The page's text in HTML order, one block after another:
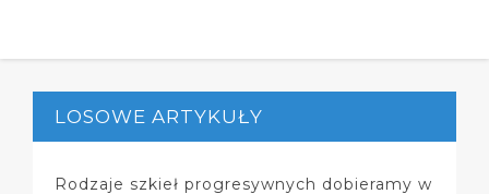
LOSOWE ARTYKUŁY
Rodzaje szkieł progresywnych dobieramy w